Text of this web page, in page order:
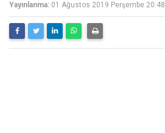
Yayınlanma: 01 Ağustos 2019 Perşembe 20:48